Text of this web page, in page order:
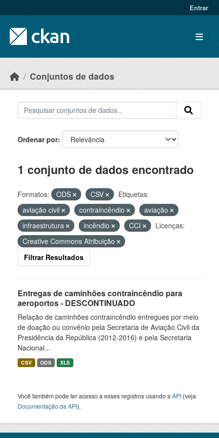
Entrar
Conjuntos de dados
Ordenar por
1 conjunto de dados encontrado
Formatos: ODS CSV
Etiquetas:
aviação civil
contraincêndio
aviação
infraestrutura
incêndio CCI
Licenças:
Creative Commons Atribuição
Filtrar Resultados
Entregas de caminhões contraincêndio para
aeroportos - DESCONTINUADO
Relação de caminhões contraincêndio entregues por meio
de doação ou convênio pela Secretaria de Aviação Civil da
Presidência da República (2012-2016) e pela Secretaria
Nacional...
CSV ODS XLS
Você também pode ter acesso a esses registros usando a API (veja
Documentação da API).